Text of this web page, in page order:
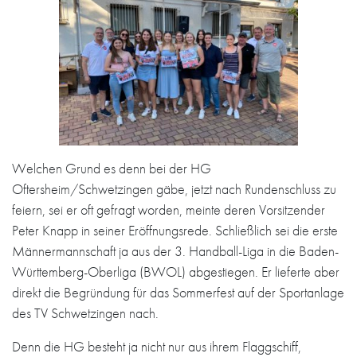
Welchen Grund es denn bei der HG
Oftersheim/Schwetzingen gäbe, jetzt nach Rundenschluss zu
feiern, sei er oft gefragt worden, meinte deren Vorsitzender
Peter Knapp in seiner Eröffnungsrede. Schließlich sei die erste
Männermannschaft ja aus der 3. Handball-Liga in die Baden-
Württemberg-Oberliga (BWOL) abgestiegen. Er lieferte aber
direkt die Begründung für das Sommerfest auf der Sportanlage
des TV Schwetzingen nach.
Denn die HG besteht ja nicht nur aus ihrem Flaggschiff,